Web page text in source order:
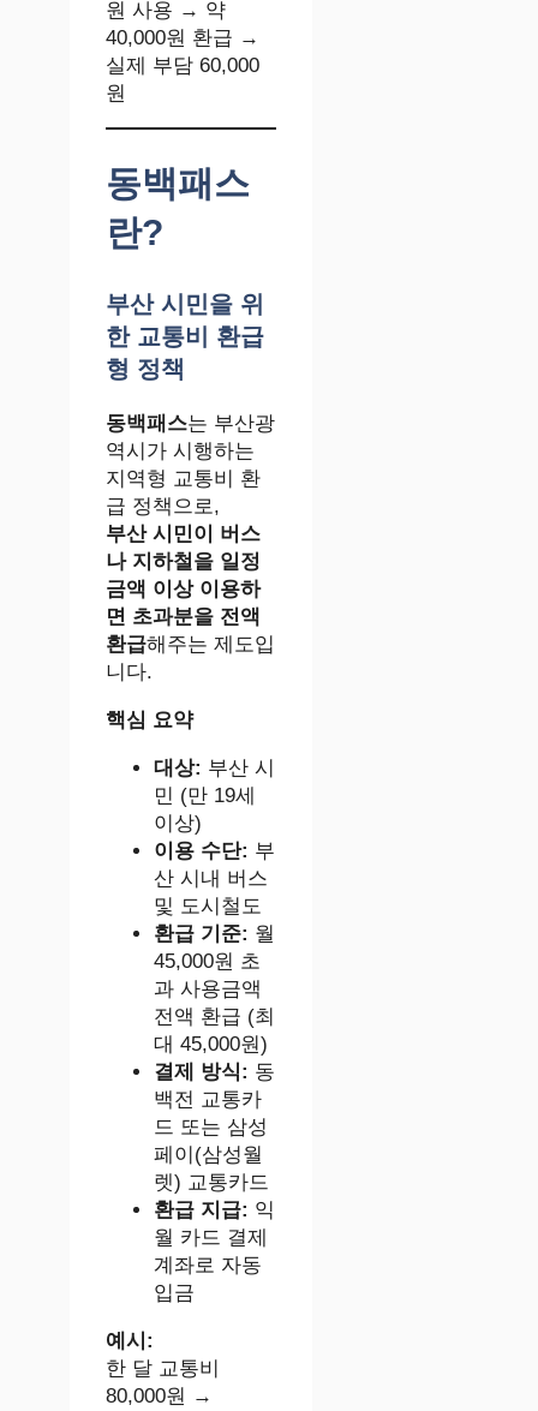
원 사용 → 약
40,000원 환급 →
실제 부담 60,000
원
동백패스
란?
부산 시민을 위
한 교통비 환급
형 정책
동백패스는 부산광
역시가 시행하는
지역형 교통비 환
급 정책으로,
부산 시민이 버스
나 지하철을 일정
금액 이상 이용하
면 초과분을 전액
환급해주는 제도입
니다.
핵심 요약
대상: 부산 시
민 (만 19세
이상)
이용 수단: 부
산 시내 버스
및 도시철도
환급 기준: 월
45,000원 초
과 사용금액
전액 환급 (최
대 45,000원)
결제 방식: 동
백전 교통카
드 또는 삼성
페이(삼성월
렛) 교통카드
환급 지급: 익
월 카드 결제
계좌로 자동
입금
예시:
한 달 교통비
80,000원 →